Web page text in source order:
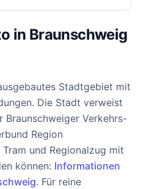
in Braunschweig
Stadtgebiet mit
Die Stadt verweist
Verkehrs-
Region
und Regionalzug mit
können: Informationen
. Für reine